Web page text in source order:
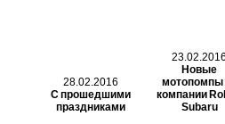
28.02.2016
С прошедшими
праздниками
23.02.2016
Новые
мотопомпы
компании
Subaru